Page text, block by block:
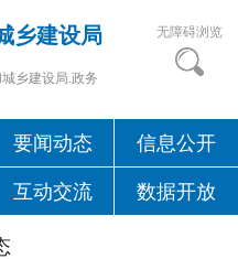
乡建设局
乡建设局.政务
无障碍浏览
要闻动态 信息公开
互动交流 数据开放